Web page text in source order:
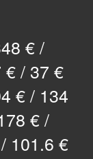
€ /
€ / 37 €
€ / 134
€ /
101.6 €